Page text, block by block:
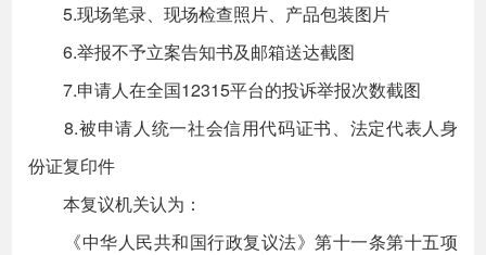
5.现场笔录、现场检查照片、产品包装图片
6.举报不予立案告知书及邮箱送达截图
7.申请人在全国12315平台的投诉举报次数截图
8.被申请人统一社会信用代码证书、法定代表人身
份证复印件
本复议机关认为：
《中华人民共和国行政复议法》第十一条第十五项